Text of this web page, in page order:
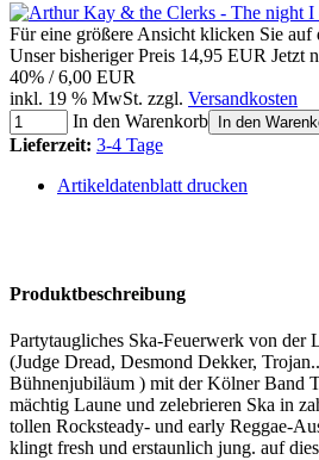
Für eine größere Ansicht klicken Sie auf
Unser bisheriger Preis 14,95 EUR Jetzt
40% / 6,00 EUR
inkl. 19 % MwSt. zzgl. Versandkosten
In den Warenkorb
In den
Lieferzeit: 3-4 Tage
Artikeldatenblatt drucken
Produktbeschreibung
Partytaugliches Ska-Feuerwerk von der
(Judge Dread, Desmond Dekker,
Bühnenjubiläum ) mit der Kölner Band
mächtig Laune und zelebrieren Ska in
tollen Rocksteady- und early Reggae-
klingt fresh und erstaunlich jung. auf